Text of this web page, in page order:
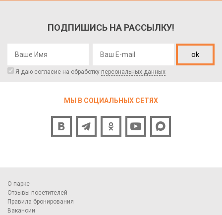
ПОДПИШИСЬ НА РАССЫЛКУ!
ok
Я даю согласие на обработку персональных данных
МЫ В СОЦИАЛЬНЫХ СЕТЯХ
О парке
Отзывы посетителей
Правила бронирования
Вакансии